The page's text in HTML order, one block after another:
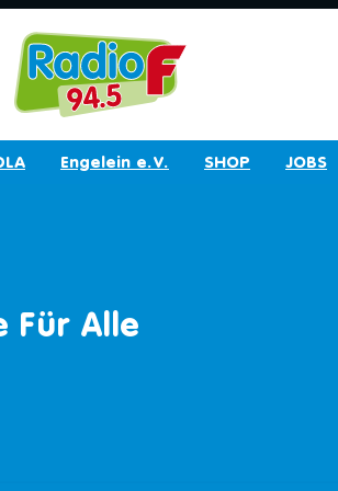
Engelein e.V. SHOP JOBS
Für Alle